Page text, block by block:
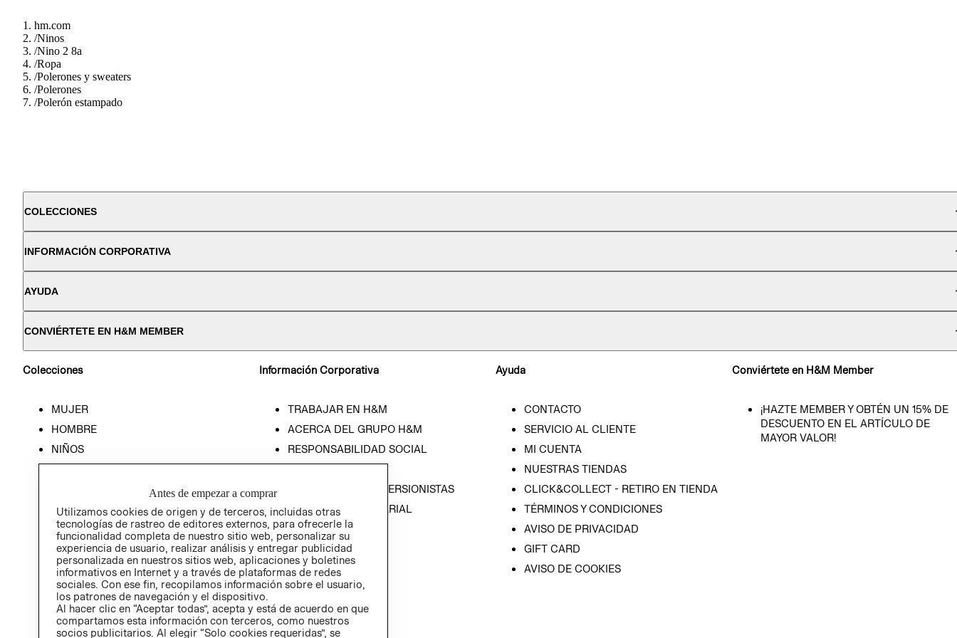
hm.com
/Ninos
/Nino 2 8a
/Ropa
/Polerones y sweaters
/Polerones
/Polerón estampado
COLECCIONES
INFORMACIÓN CORPORATIVA
AYUDA
CONVIÉRTETE EN H&M MEMBER
Colecciones
MUJER
HOMBRE
NIÑOS
Información Corporativa
TRABAJAR EN H&M
ACERCA DEL GRUPO H&M
RESPONSABILIDAD SOCIAL
RELACIÓN CON INVERSIONISTAS
POLÍTICA EMPRESARIAL
Ayuda
CONTACTO
SERVICIO AL CLIENTE
MI CUENTA
NUESTRAS TIENDAS
CLICK&COLLECT - RETIRO EN TIENDA
TÉRMINOS Y CONDICIONES
AVISO DE PRIVACIDAD
GIFT CARD
AVISO DE COOKIES
Conviértete en H&M Member
¡HAZTE MEMBER Y OBTÉN UN 15% DE
DESCUENTO EN EL ARTÍCULO DE
MAYOR VALOR!
Antes de empezar a comprar
Utilizamos cookies de origen y de terceros, incluidas otras
tecnologías de rastreo de editores externos, para ofrecerle la
funcionalidad completa de nuestro sitio web, personalizar su
experiencia de usuario, realizar análisis y entregar publicidad
personalizada en nuestros sitios web, aplicaciones y boletines
informativos en Internet y a través de plataformas de redes
sociales. Con ese fin, recopilamos información sobre el usuario,
los patrones de navegación y el dispositivo.
Al hacer clic en “Aceptar todas”, acepta y está de acuerdo en que
compartamos esta información con terceros, como nuestros
socios publicitarios. Al elegir “Solo cookies requeridas”, se